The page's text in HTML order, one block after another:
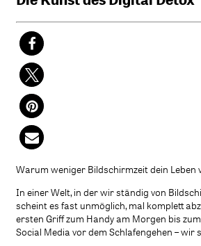
Warum weniger Bildschirmzeit dein Leben
In einer Welt, in der wir ständig von
scheint es fast unmöglich, mal komplett
ersten Griff zum Handy am Morgen bis
Social Media vor dem Schlafengehen – wir